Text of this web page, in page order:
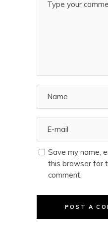
Save my name,
this browser for
comment.
POST A